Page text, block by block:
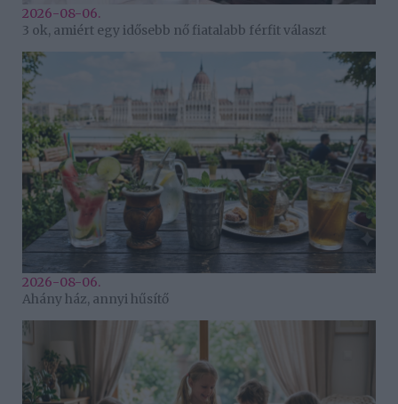
2026-08-06.
3 ok, amiért egy idősebb nő fiatalabb férfit választ
2026-08-06.
Ahány ház, annyi hűsítő